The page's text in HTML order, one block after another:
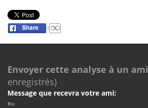
Envoyer cette analyse à un ami
enregistrés)
Message que recevra votre ami:
Re: